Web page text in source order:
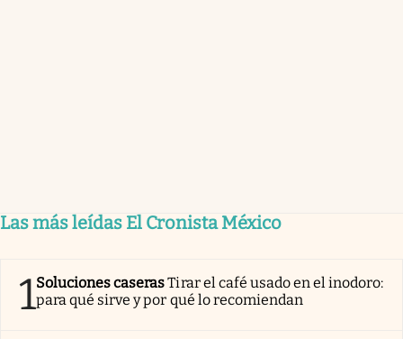
Las más leídas El Cronista México
1Soluciones caserasTirar el café usado en el inodoro:
para qué sirve y por qué lo recomiendan